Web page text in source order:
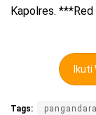
Kapolres. ***Red
Tags: